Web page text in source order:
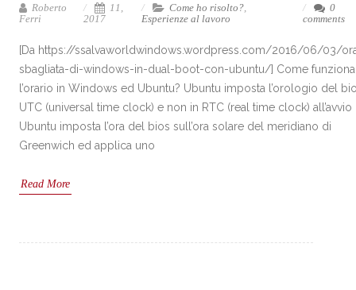
Roberto
Ferri
11,
2017
Come ho risolto?
Esperienze al lavoro
0
comments
[Da https://ssalvaworldwindows.wordpress.com/2016/06/03/
sbagliata-di-windows-in-dual-boot-con-ubuntu/] Come funziona
l’orario in Windows ed Ubuntu? Ubuntu imposta l’orologio del
UTC (universal time clock) e non in RTC (real time clock) all’avvio
Ubuntu imposta l’ora del bios sull’ora solare del meridiano di
Greenwich ed applica uno
Read More